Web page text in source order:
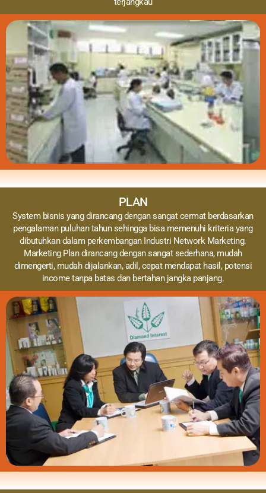
PLAN
System bisnis yang dirancang dengan sangat cermat berdasarkan
pengalaman puluhan tahun sehingga bisa memenuhi kriteria yang
dibutuhkan dalam perkembangan Industri Network Marketing.
Marketing Plan dirancang dengan sangat sederhana, mudah
dimengerti, mudah dijalankan, adil, cepat mendapat hasil, potensi
income tanpa batas dan bertahan jangka panjang.